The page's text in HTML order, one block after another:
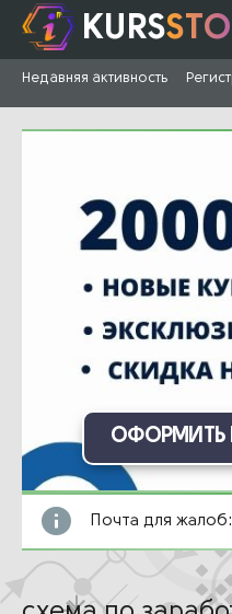
KURS
Недавняя активность
ОФОРМИТЬ
Почта для жалоб: